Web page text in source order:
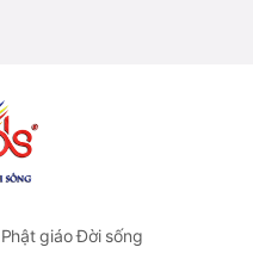
giáo Đời sống